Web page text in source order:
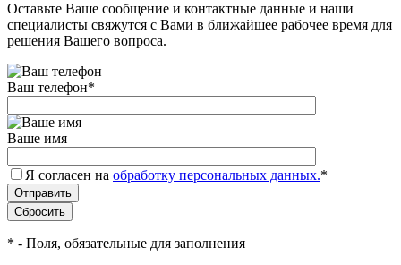
Оставьте Ваше сообщение и контактные данные и наши
специалисты свяжутся с Вами в ближайшее рабочее время для
решения Вашего вопроса.
Ваш телефон*
Ваше имя
Я согласен на обработку персональных данных.*
* - Поля, обязательные для заполнения